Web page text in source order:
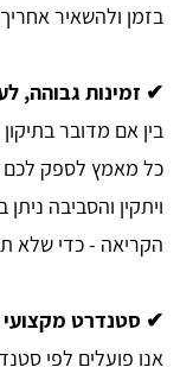
בזמן ולהשאיר
✔ זמינות גבוהה,
בין אם מדובר
כל מאמץ לספק לכם
ויתקין והסביבה
הקריאה - כדי שלא
✔ סטנדרט
אנו פועלים לפי